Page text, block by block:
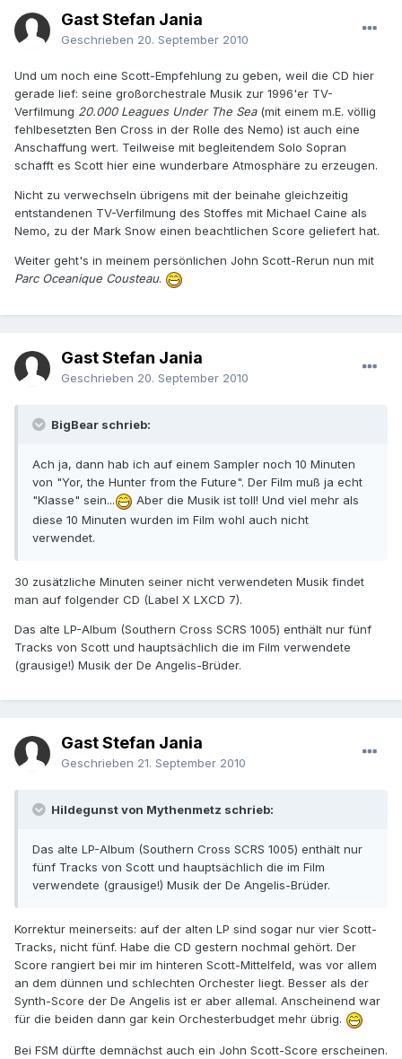
Gast Stefan Jania
Geschrieben 20. September 2010
Und um noch eine Scott-Empfehlung zu geben, weil die CD hier
gerade lief: seine großorchestrale Musik zur 1996'er TV-
Verfilmung 20.000 Leagues Under The Sea(mit einem m.E. völlig
fehlbesetzten Ben Cross in der Rolle des Nemo) ist auch eine
Anschaffung wert. Teilweise mit begleitendem Solo Sopran
schafft es Scott hier eine wunderbare Atmosphäre zu erzeugen.
Nicht zu verwechseln übrigens mit der beinahe gleichzeitig
entstandenen TV-Verfilmung des Stoffes mit Michael Caine als
Nemo, zu der Mark Snow einen beachtlichen Score geliefert hat.
Weiter geht's in meinem persönlichen John Scott-Rerun nun mit
Parc Oceanique Cousteau.
Gast Stefan Jania
Geschrieben 20. September 2010
BigBear schrieb:
Ach ja, dann hab ich auf einem Sampler noch 10 Minuten
von "Yor, the Hunter from the Future". Der Film muß ja echt
"Klasse" sein...
Aber die Musik ist toll! Und viel mehr als
diese 10 Minuten wurden im Film wohl auch nicht
verwendet.
30 zusätzliche Minuten seiner nicht verwendeten Musik findet
man auf folgender CD (Label X LXCD 7).
Das alte LP-Album (Southern Cross SCRS 1005) enthält nur fünf
Tracks von Scott und hauptsächlich die im Film verwendete
(grausige!) Musik der De Angelis-Brüder.
Gast Stefan Jania
Geschrieben 21. September 2010
Hildegunst von Mythenmetz schrieb:
Das alte LP-Album (Southern Cross SCRS 1005) enthält nur
fünf Tracks von Scott und hauptsächlich die im Film
verwendete (grausige!) Musik der De Angelis-Brüder.
Korrektur meinerseits: auf der alten LP sind sogar nur vier Scott-
Tracks, nicht fünf. Habe die CD gestern nochmal gehört. Der
Score rangiert bei mir im hinteren Scott-Mittelfeld, was vor allem
an dem dünnen und schlechten Orchester liegt. Besser als der
Synth-Score der De Angelis ist er aber allemal. Anscheinend war
für die beiden dann gar kein Orchesterbudget mehr übrig.
Bei FSM dürfte demnächst auch ein John Scott-Score erscheinen.